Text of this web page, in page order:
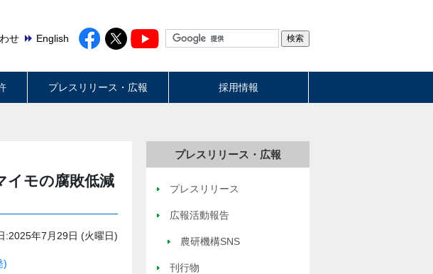
せ English
プレスリリース・広報 採用情報
イモの腐敗低減
:2025年7月29日 (火曜日)
)
プレスリリース・広報
プレスリリース
広報活動報告
農研機構SNS
刊行物